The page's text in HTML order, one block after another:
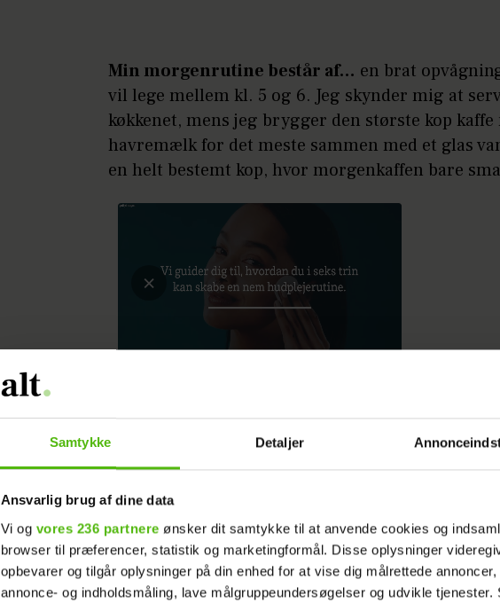
Samtykke Detaljer
Ansvarlig brug af dine data
Vi og vores 236 partnere ønsker dit samtykke til at anvende cookies og
browser til præferencer, statistik og marketingformål. Disse oplysninger
opbevarer og tilgår oplysninger på din enhed for at vise dig målrettede
annonce- og indholdsmåling, lave målgruppeundersøgelser og udvikle tjenester.
Min morgenrutine består af… en brat
vil lege mellem kl. 5 og 6. Jeg skynder mig at
køkkenet, mens jeg brygger den største kop
havremælk for det meste sammen med et glas
en helt bestemt kop, hvor morgenkaffen bare
At pleje min hud betyder for mig…afrensning
aften. Det er noget af det, jeg har været